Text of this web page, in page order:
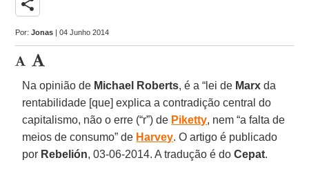
share
Por:Jonas | 04 Junho 2014
Na opinião de Michael Roberts, é a “lei de Marx da
rentabilidade [que] explica a contradição central do
capitalismo, não o erre (“r”) de Piketty, nem “a falta de
meios de consumo” de Harvey. O artigo é publicado
por Rebelión, 03-06-2014. A tradução é doCepat.